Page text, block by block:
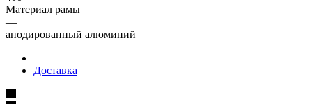
Материал рамы
—
анодированный алюминий
Доставка